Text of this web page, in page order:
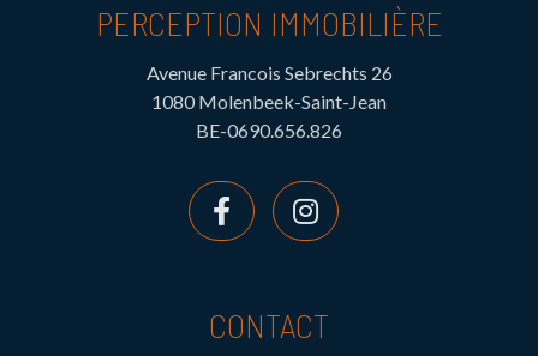
PERCEPTION IMMOBILIÈRE
Avenue Francois Sebrechts 26
1080 Molenbeek-Saint-Jean
BE-0690.656.826
CONTACT